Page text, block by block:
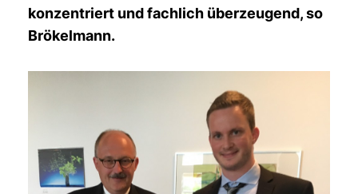
konzentriert und fachlich überzeugend, so
Brökelmann.